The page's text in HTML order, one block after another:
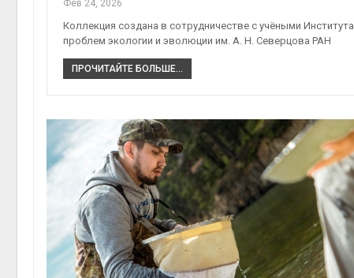
Фев 24, 2026
Коллекция создана в сотрудничестве с учёными Института
проблем экологии и эволюции им. А. Н. Северцова РАН
ПРОЧИТАЙТЕ БОЛЬШЕ...